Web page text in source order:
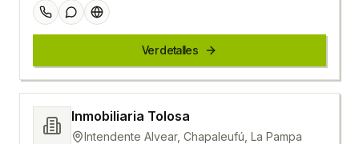
Ver detalles
Inmobiliaria Tolosa
Intendente Alvear, Chapaleufú, La Pampa